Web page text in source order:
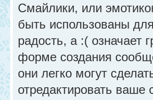
Смайлики, или
быть использованы
радость, а :( означает
форме создания
они легко могут
отредактировать